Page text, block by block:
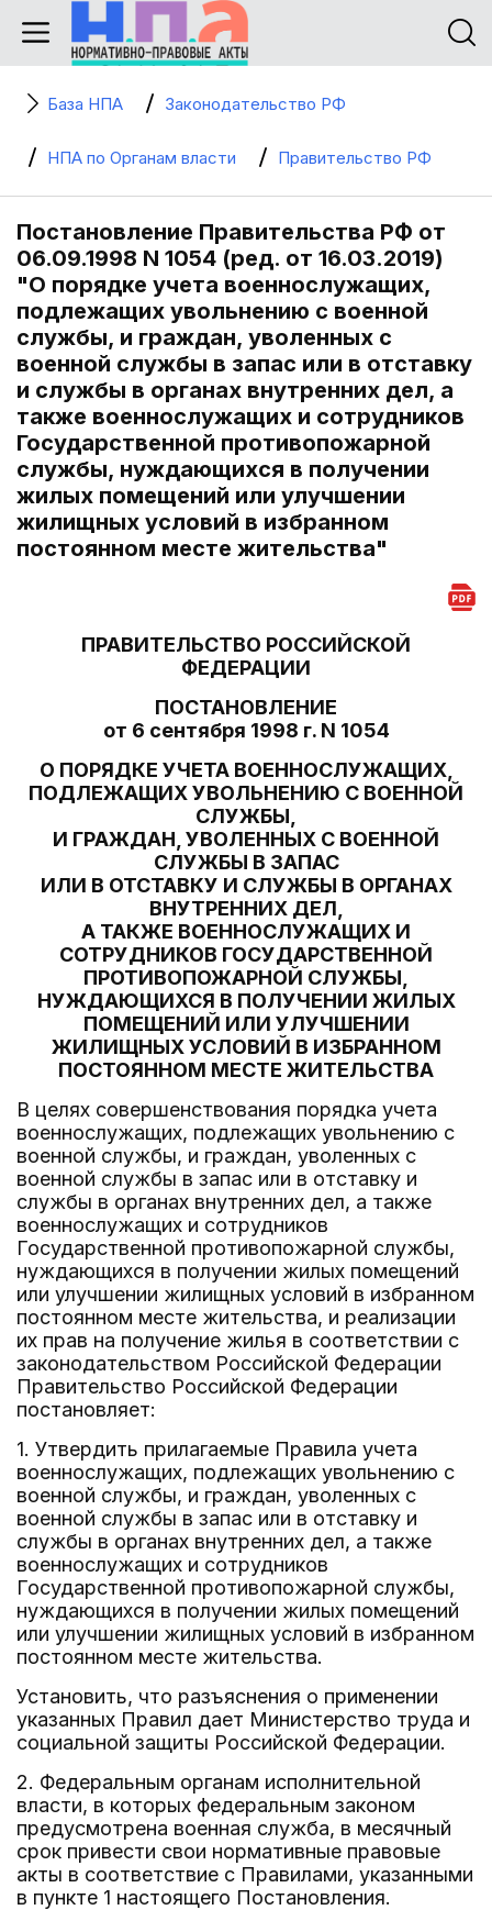
База НПА Законодательство РФ
НПА по Органам власти Правительство РФ
Постановление Правительства РФ от
06.09.1998 N 1054 (ред. от 16.03.2019)
"О порядке учета военнослужащих,
подлежащих увольнению с военной
службы, и граждан, уволенных с
военной службы в запас или в отставку
и службы в органах внутренних дел, а
также военнослужащих и сотрудников
Государственной противопожарной
службы, нуждающихся в получении
жилых помещений или улучшении
жилищных условий в избранном
постоянном месте жительства"
ПРАВИТЕЛЬСТВО РОССИЙСКОЙ
ФЕДЕРАЦИИ
ПОСТАНОВЛЕНИЕ
от 6 сентября 1998 г. N 1054
О ПОРЯДКЕ УЧЕТА ВОЕННОСЛУЖАЩИХ,
ПОДЛЕЖАЩИХ УВОЛЬНЕНИЮ С ВОЕННОЙ
СЛУЖБЫ,
И ГРАЖДАН, УВОЛЕННЫХ С ВОЕННОЙ
СЛУЖБЫ В ЗАПАС
ИЛИ В ОТСТАВКУ И СЛУЖБЫ В ОРГАНАХ
ВНУТРЕННИХ ДЕЛ,
А ТАКЖЕ ВОЕННОСЛУЖАЩИХ И
СОТРУДНИКОВ ГОСУДАРСТВЕННОЙ
ПРОТИВОПОЖАРНОЙ СЛУЖБЫ,
НУЖДАЮЩИХСЯ В ПОЛУЧЕНИИ ЖИЛЫХ
ПОМЕЩЕНИЙ ИЛИ УЛУЧШЕНИИ
ЖИЛИЩНЫХ УСЛОВИЙ В ИЗБРАННОМ
ПОСТОЯННОМ МЕСТЕ ЖИТЕЛЬСТВА
В целях совершенствования порядка учета
военнослужащих, подлежащих увольнению с
военной службы, и граждан, уволенных с
военной службы в запас или в отставку и
службы в органах внутренних дел, а также
военнослужащих и сотрудников
Государственной противопожарной службы,
нуждающихся в получении жилых помещений
или улучшении жилищных условий в избранном
постоянном месте жительства, и реализации
их прав на получение жилья в соответствии с
законодательством Российской Федерации
Правительство Российской Федерации
постановляет:
1. Утвердить прилагаемые Правила учета
военнослужащих, подлежащих увольнению с
военной службы, и граждан, уволенных с
военной службы в запас или в отставку и
службы в органах внутренних дел, а также
военнослужащих и сотрудников
Государственной противопожарной службы,
нуждающихся в получении жилых помещений
или улучшении жилищных условий в избранном
постоянном месте жительства.
Установить, что разъяснения о применении
указанных Правил дает Министерство труда и
социальной защиты Российской Федерации.
2. Федеральным органам исполнительной
власти, в которых федеральным законом
предусмотрена военная служба, в месячный
срок привести свои нормативные правовые
акты в соответствие с Правилами, указанными
в пункте 1 настоящего Постановления.